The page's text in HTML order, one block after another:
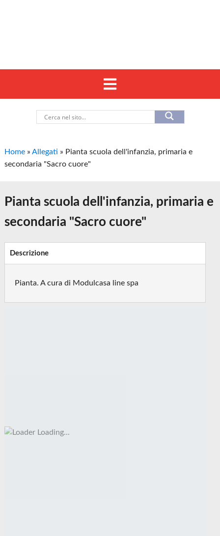
Home »Allegati » Pianta scuola dell'infanzia, primaria e
secondaria "Sacro cuore"
Pianta scuola dell'infanzia, primaria e
secondaria "Sacro cuore"
Descrizione
Pianta. A cura di Modulcasa line spa
Loading...